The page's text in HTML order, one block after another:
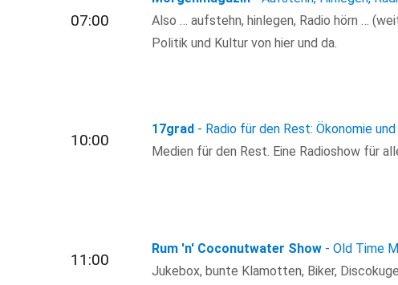
07:00
Also … aufstehn, hinlegen, Radio hörn …
Politik und Kultur von hier und da.
10:00
17grad - Radio für den Rest: Ökonomie
Medien für den Rest. Eine Radioshow für
11:00
Rum 'n' Coconutwater Show - Old Time
Jukebox, bunte Klamotten, Biker,